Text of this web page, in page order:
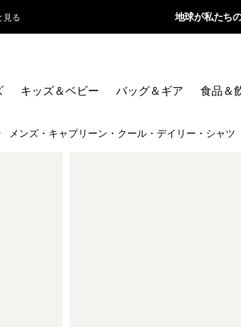
見る 地球が私たち
キッズ＆ベビー バッグ＆ギア 食品＆
メンズ・キャプリーン・クール・デイリー・シャツ